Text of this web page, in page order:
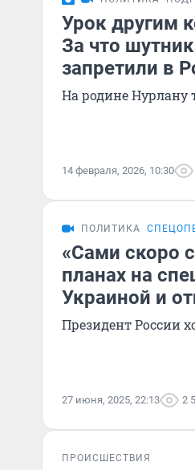
Урок другим
За что
запретили в
На родине Нурлану
14 февраля, 2026, 10:30
ПОЛИТИКА
«Сами скоро
планах на
Украиной и
Президент России
27 июня, 2025, 22:13 2
ПРОИСШЕСТВИЯ